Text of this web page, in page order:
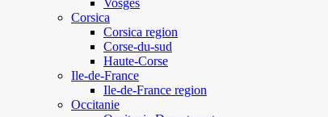
Vosges
Corsica
Corsica region
Corse-du-sud
Haute-Corse
Ile-de-France
Ile-de-France region
Occitanie